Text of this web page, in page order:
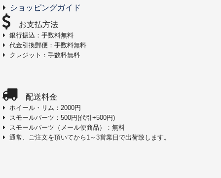
ショッピングガイド
お支払方法
銀行振込：手数料無料
代金引換郵便：手数料無料
クレジット：手数料無料
配送料金
ホイール・リム：2000円
スモールパーツ：500円(代引+500円)
スモールパーツ（メール便商品）：無料
通常、ご注文を頂いてから1～3営業日で出荷致します。